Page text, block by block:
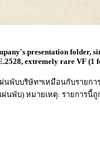
presentation folder,
extremely rare VF (1
พับบริษัทฯเหมือนกับรายกา
พับ) หมายเหตุ: รายการนี้ถูก